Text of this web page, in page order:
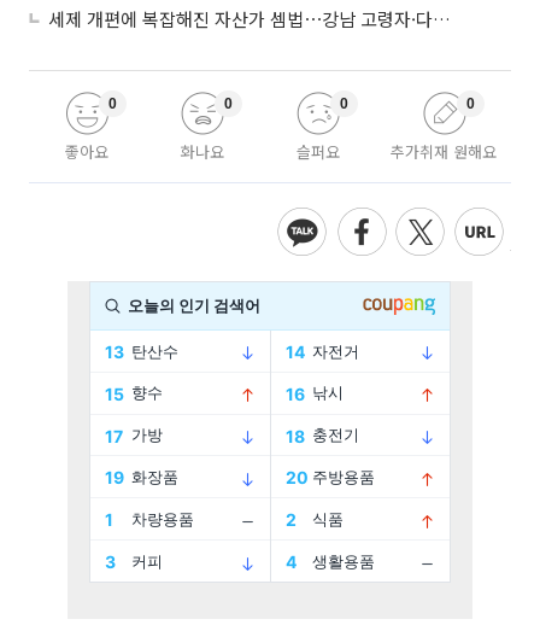
세제 개편에 복잡해진 자산가 셈법⋯강남 고령자·다주택자 ‘자산재편 고심’
좋아요
0
화나요
0
슬퍼요
0
추가취재 원해요
0